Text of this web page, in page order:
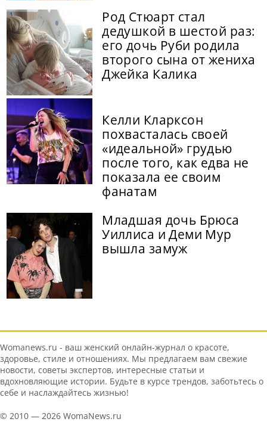
Род Стюарт стал
дедушкой в шестой раз:
его дочь Руби родила
второго сына от жениха
Джейка Калика
Келли Кларксон
похвасталась своей
«идеальной» грудью
после того, как едва не
показала ее своим
фанатам
Младшая дочь Брюса
Уиллиса и Деми Мур
вышла замуж
Womanews.ru - ваш женский онлайн-журнал о красоте,
здоровье, стиле и отношениях. Мы предлагаем вам свежие
новости, советы экспертов, интересные статьи и
вдохновляющие истории. Будьте в курсе трендов, заботьтесь о
себе и наслаждайтесь жизнью!
© 2010 — 2026 WomaNews.ru